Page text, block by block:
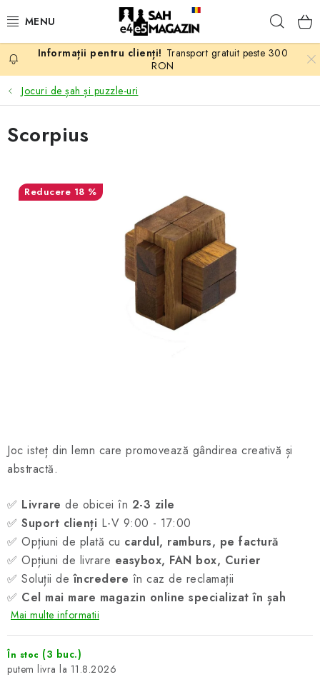
PROMOTII
ȘAH
PIESE DE ȘAH
Transport gratuit peste 300
RON
Jocuri de șah și puzzle-uri
Joc isteț din lemn care promovează gândirea creativă și
abstractă.
✅ Livrare de obicei în 2-3 zile
✅ Suport clienți L-V 9:00 - 17:00
✅ Opțiuni de plată cu cardul, ramburs, pe factură
✅ Opțiuni de livrare easybox, FAN box, Curier
✅ Soluții deîncredere în caz de reclamații
✅ Cel mai mare magazin online specializat în șah
Mai multe informatii
În stoc (3 buc.)
11.8.2026
Scorpius
18 %